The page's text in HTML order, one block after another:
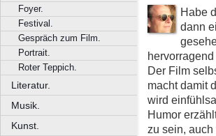
Foyer.
Festival.
Gespräch zum Film.
Portrait.
Roter Teppich.
Literatur.
Musik.
Kunst.
Habe
dann
Der Film
macht damit
wird
Humor
zu sein,